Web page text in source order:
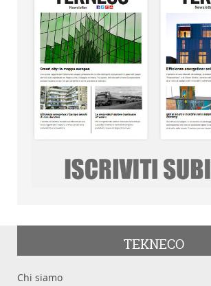
TEKNECO
Chi siamo